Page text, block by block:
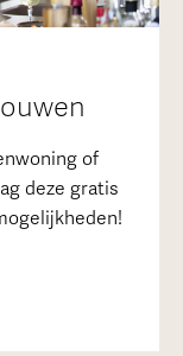
of
deze gratis